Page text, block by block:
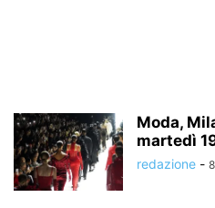
Moda,
martedì
redazione -